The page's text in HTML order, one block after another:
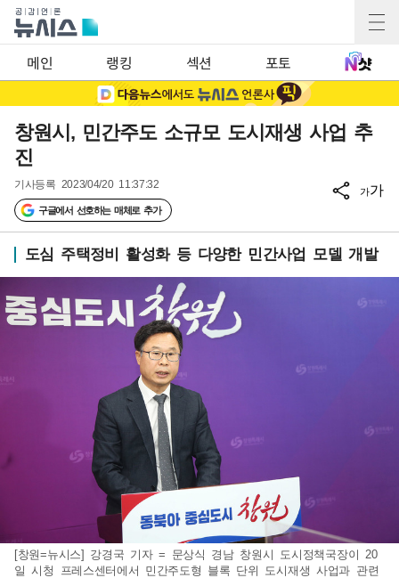
메인 랭킹 섹션 포토
창원시, 민간주도 소규모 도시재생 사업 추
진
기사등록 2023/04/20 11:37:32
구글에서 선호하는 매체로 추가
가가
도심 주택정비 활성화 등 다양한 민간사업 모델 개발
[창원=뉴시스] 강경국 기자 = 문상식 경남 창원시 도시정책국장이 20
일 시청 프레스센터에서 민간주도형 블록 단위 도시재생 사업과 관련